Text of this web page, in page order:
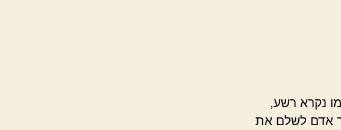
נקרא רשע,
אדם לשלם את